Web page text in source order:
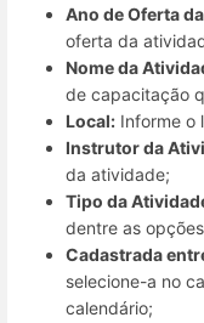
Ano de Oferta
oferta da
Nome da
de capacitação
Local: Informe o
Instrutor da
da atividade;
Tipo da
dentre as
Cadastrada
selecione-a no
calendário;